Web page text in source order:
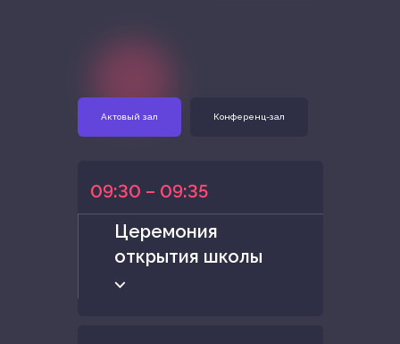
Актовый зал Конференц-зал
09:30 – 09:35
Церемония
открытия школы
⌵